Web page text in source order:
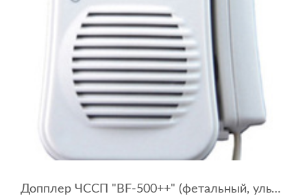
Допплер ЧССП "BF-500++" (фетальный, ультразвуковой)